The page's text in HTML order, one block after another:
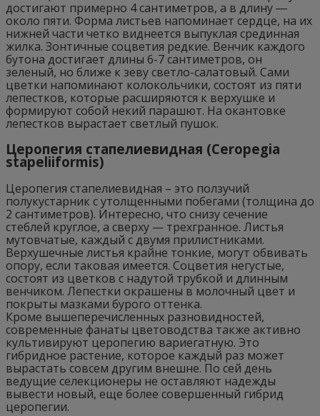
достигают примерно 4 сантиметров, а в длину ―
около пяти. Форма листьев напоминает сердце, на их
нижней части четко виднеется выпуклая срединная
жилка. Зонтичные соцветия редкие. Венчик каждого
бутона достигает длины 6-7 сантиметров, он
зеленый, но ближе к зеву светло-салатовый. Сами
цветки напоминают колокольчики, состоят из пяти
лепестков, которые расширяются к верхушке и
формируют собой некий парашют. На окантовке
лепестков вырастает светлый пушок.
Церопегия стапелиевидная (Ceropegia
stapeliiformis)
Церопегия стапелиевидная – это ползучий
полукустарник с утолщенными побегами (толщина до
2 сантиметров). Интересно, что снизу сечение
стеблей круглое, а сверху — трехгранное. Листья
мутовчатые, каждый с двумя прилистниками.
Верхушечные листья крайне тонкие, могут обвивать
опору, если таковая имеется. Соцветия негустые,
состоят из цветков с надутой трубкой и длинным
венчиком. Лепестки окрашены в молочный цвет и
покрыты мазками бурого оттенка.
Кроме вышеперечисленных разновидностей,
современные фанаты цветоводства также активно
культивируют церопегию вариегатную. Это
гибридное растение, которое каждый раз может
вырастать совсем другим внешне. По сей день
ведущие селекционеры не оставляют надежды
вывести новый, еще более совершенный гибрид
церопегии.